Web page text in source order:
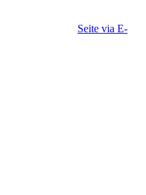
Seite via E-